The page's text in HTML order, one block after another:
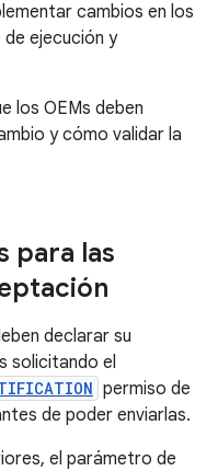
cambios en los
ejecución y
los OEMs deben
y cómo validar la
para las
declarar su
solicitando el
permiso de
de poder enviarlas.
el parámetro de